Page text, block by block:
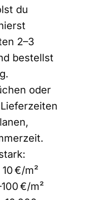
du
2–3
bestellst
oder
€/m²
€/m²